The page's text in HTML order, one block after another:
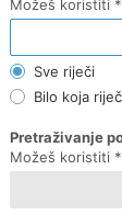
Možeš koristiti
Sve riječi
Bilo koja riječ
Pretraživanje
Možeš koristiti